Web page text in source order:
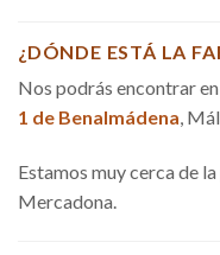
¿DÓNDE ESTÁ LA
Nos podrás encontrar
1 de Benalmádena,
Estamos muy cerca de
Mercadona.